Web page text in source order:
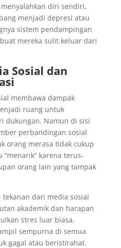
diri sendiri,
menjadi depresi atau
sistem pendampingan
mereka sulit keluar dari
Sosial dan
membawa dampak
ruang untuk
dukungan. Namun di sisi
perbandingan sosial
orang merasa tidak cukup
“menarik” karena terus-
orang lain yang tampak
tekanan dari media sosial
akademik dan harapan
stres luar biasa.
sempurna di semua
gagal atau beristirahat.